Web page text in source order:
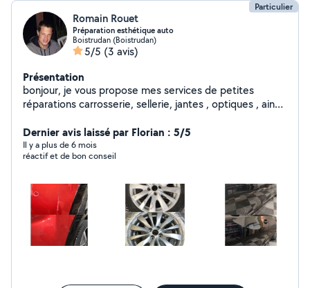
Particulier
Romain Rouet
Préparation esthétique auto
Boistrudan (Boistrudan)
5/5 (3 avis)
Présentation
bonjour, je vous propose mes services de petites
réparations carrosserie, sellerie, jantes , optiques , ainsi
n'hésitez pas à me contacter. cordialement
Dernier avis laissé par Florian : 5/5
Il y a plus de 6 mois
réactif et de bon conseil